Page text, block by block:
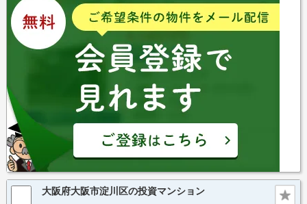
大阪府大阪市淀川区の投資マンション